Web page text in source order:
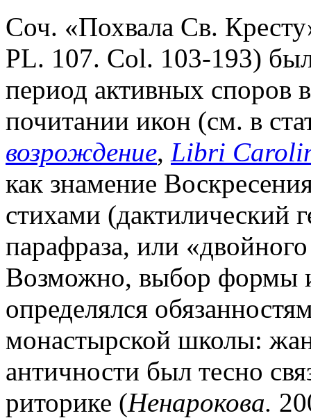
Соч. «Похвала Св.
PL. 107. Col. 103-193)
период активных споров
почитании икон (см. в
возрождение, Libri
как знамение
стихами (дактилический
парафраза, или
Возможно, выбор формы
определялся
монастырской школы:
античности был тесно
риторике (Ненарокова.